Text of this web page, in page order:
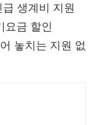
생계비 지원
요금 할인
놓치는 지원 없